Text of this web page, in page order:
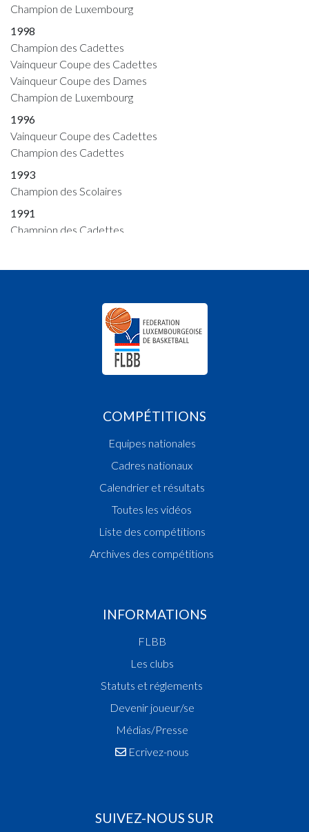
Champion de Luxembourg
1998
Champion des Cadettes
Vainqueur Coupe des Cadettes
Vainqueur Coupe des Dames
Champion de Luxembourg
1996
Vainqueur Coupe des Cadettes
Champion des Cadettes
1993
Champion des Scolaires
1991
Champion des Cadettes
Vainqueur Coupe des Dames
Champion des Fillettes
Champion des Filles Scolaires
Champion des Cadettes
Champion des Filles Scolaires
Champion des Dames
Champion des Cadettes
Champion des Filles Scolaires
Champion des Dames
Vainqueur Coupe des Dames
Champion des Cadettes
Champion des Filles Scolaires
COMPÉTITIONS
Equipes nationales
Cadres nationaux
Calendrier et résultats
Toutes les vidéos
Liste des compétitions
Archives des compétitions
INFORMATIONS
FLBB
Les clubs
Statuts et réglements
Devenir joueur/se
Médias/Presse
Ecrivez-nous
SUIVEZ-NOUS SUR